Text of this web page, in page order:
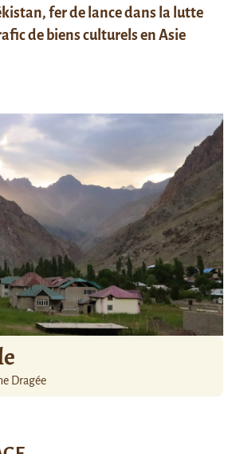
fer de lance dans la lutte
de biens culturels en Asie
Dragée